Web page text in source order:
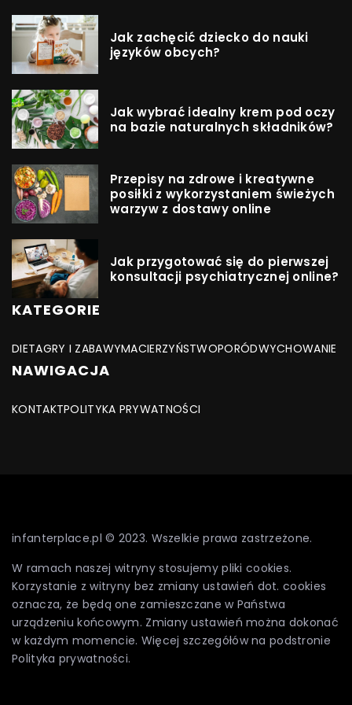
Jak zachęcić dziecko do nauki
języków obcych?
Jak wybrać idealny krem pod oczy
na bazie naturalnych składników?
Przepisy na zdrowe i kreatywne
posiłki z wykorzystaniem świeżych
warzyw z dostawy online
Jak przygotować się do pierwszej
konsultacji psychiatrycznej online?
KATEGORIE
DIETAGRY I ZABAWYMACIERZYŃSTWOPORÓDWYCHOWANIE
NAWIGACJA
KONTAKTPOLITYKA PRYWATNOŚCI
infanterplace.pl © 2023. Wszelkie prawa zastrzeżone.
W ramach naszej witryny stosujemy pliki cookies.
Korzystanie z witryny bez zmiany ustawień dot. cookies
oznacza, że będą one zamieszczane w Państwa
urządzeniu końcowym. Zmiany ustawień można dokonać
w każdym momencie. Więcej szczegółów na podstronie
Polityka prywatności.